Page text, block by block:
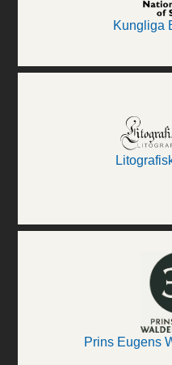
Kungliga
Prins Eugens